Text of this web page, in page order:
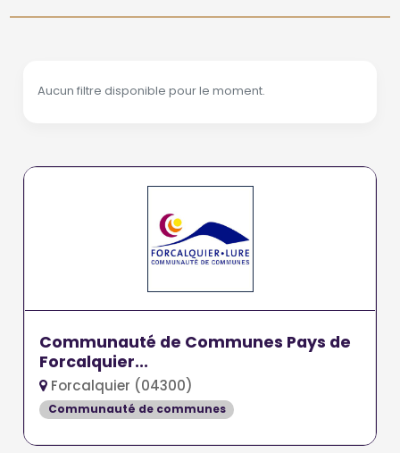
Aucun filtre disponible pour le moment.
Communauté de Communes Pays de
Forcalquier...
Forcalquier (04300)
Communauté de communes